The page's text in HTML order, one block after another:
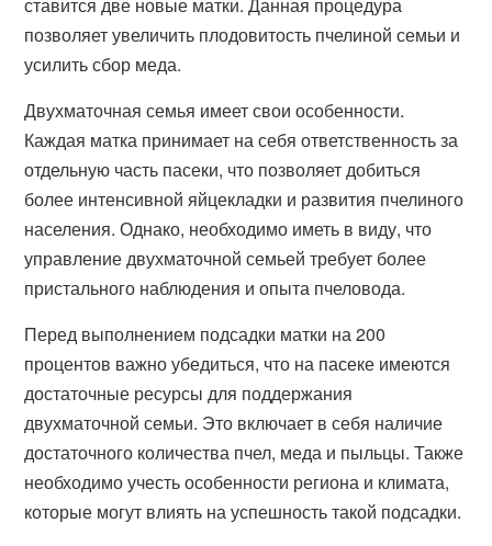
позволяет увеличить плодовитость пчелиной семьи и
усилить сбор меда.
Двухматочная семья имеет свои особенности.
Каждая матка принимает на себя ответственность за
отдельную часть пасеки, что позволяет добиться
более интенсивной яйцекладки и развития пчелиного
населения. Однако, необходимо иметь в виду, что
управление двухматочной семьей требует более
пристального наблюдения и опыта пчеловода.
Перед выполнением подсадки матки на 200
процентов важно убедиться, что на пасеке имеются
достаточные ресурсы для поддержания
двухматочной семьи. Это включает в себя наличие
достаточного количества пчел, меда и пыльцы. Также
необходимо учесть особенности региона и климата,
которые могут влиять на успешность такой подсадки.